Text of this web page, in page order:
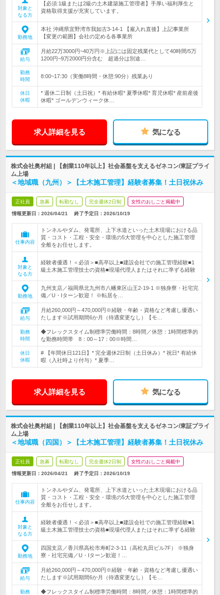
対象と
なる方
【必須:1級または2級の土木建築施工管理者】手厚い福利厚生と
資格取得支援が充実しています。
勤務地
本社 沖縄県宜野湾市我如古3-14-1 【雇入れ直後】上記事業所
【変更の範囲】会社の定める各事業所
給与
月給22万3000円~40万円※上記には固定残業代として40時間/5万
1200円~9万2000円分含む 超過分は別途…
勤務
時間
8:00~17:30（実働8時間・休憩:90分）残業あり
休日
休暇
* 週休二日制（土日祝）* 有給休暇* 夏季休暇* 育児休暇* 産前産後
休暇* ゴールデンウィーク休…
求人詳細を見る 気になる
株式会社奥村組 | 【創業110年以上】社会基盤を支えるゼネコン/東証プライ
ム上場
＜地域職（九州）＞【土木施工管理】経験者募集！土日祝休み
正社員 急募 転勤なし 完全週休2日制 女性のおしごと掲載中
情報更新日：2026/04/21 終了予定日： 2026/10/19
仕事内容
トンネルやダム、発電所、上下水道といった土木現場における品
質・コスト・工程・安全・環境の5大管理を中心とした施工管理
全般をお任せします。
対象と
なる方
経験者優遇！＜必須＞■高卒以上■建設会社での施工管理経験■1
級土木施工管理技士の資格■現場代理人またはそれに準ずる経験
勤務地
九州支店／福岡県北九州市八幡東区山王2-19-1 ※独身寮・社宅完
備／U・Iターン歓迎！ ※転居を…
給与
月給260,000円～470,000円※経験・年齢・資格など考慮し優遇い
たします※試用期間6か月（待遇変更なし）【モ…
勤務
時間
◆フレックスタイム制標準労働時間：8時間／休憩：1時間標準的
な勤務時間帯 8：00～17：00※時間…
休日
休暇
# 【年間休日121日】* 完全週休2日制（土日休み）* 祝日* 有給休
暇（入社時より付与）* 夏季…
求人詳細を見る 気になる
株式会社奥村組 | 【創業110年以上】社会基盤を支えるゼネコン/東証プライ
ム上場
＜地域職（四国）＞【土木施工管理】経験者募集！土日祝休み
正社員 急募 転勤なし 完全週休2日制 女性のおしごと掲載中
情報更新日：2026/04/21 終了予定日： 2026/10/19
仕事内容
トンネルやダム、発電所、上下水道といった土木現場における品
質・コスト・工程・安全・環境の5大管理を中心とした施工管理
全般をお任せします。
対象と
なる方
経験者優遇！＜必須＞■高卒以上■建設会社での施工管理経験■1
級土木施工管理技士の資格■現場代理人またはそれに準ずる経験
勤務地
四国支店／香川県高松市寿町2-3-11（高松丸田ビル7F） ※独身
寮・社宅完備／U・Iターン歓迎！…
給与
月給260,000円～470,000円※経験・年齢・資格など考慮し優遇い
たします※試用期間6か月（待遇変更なし）【モ…
勤務
◆フレックスタイム制標準労働時間：8時間／休憩：1時間標準的